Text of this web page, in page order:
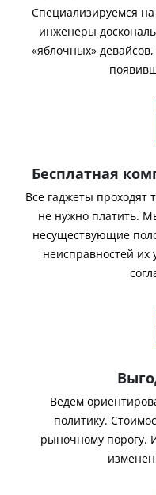
Специализируемся
инженеры
«яблочных»
Бесплатная
Все гаджеты проходят
не нужно платить.
несуществующие
неисправностей их
Ведем
политику.
рыночному порогу.